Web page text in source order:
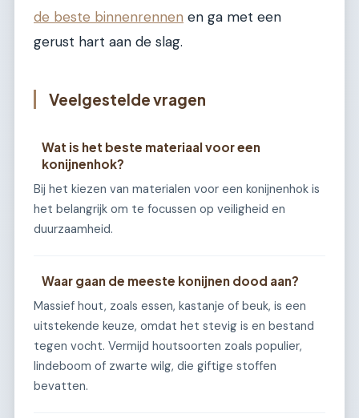
de beste binnenrennen en ga met een
gerust hart aan de slag.
Veelgestelde vragen
Wat is het beste materiaal voor een
konijnenhok?
Bij het kiezen van materialen voor een konijnenhok is
het belangrijk om te focussen op veiligheid en
duurzaamheid.
Waar gaan de meeste konijnen dood aan?
Massief hout, zoals essen, kastanje of beuk, is een
uitstekende keuze, omdat het stevig is en bestand
tegen vocht. Vermijd houtsoorten zoals populier,
lindeboom of zwarte wilg, die giftige stoffen
bevatten.